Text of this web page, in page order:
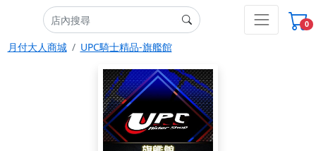
0
月付大人商城 UPC騎士精品-旗艦館